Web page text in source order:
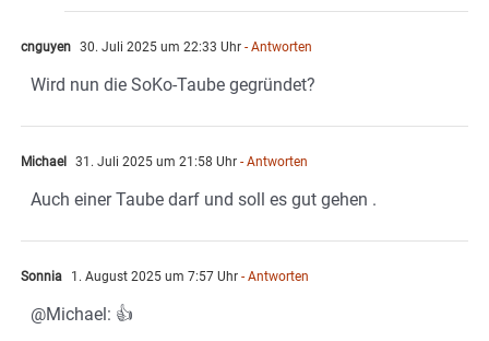
cnguyen 30. Juli 2025 um 22:33 Uhr - Antworten
Wird nun die SoKo-Taube gegründet?
Michael 31. Juli 2025 um 21:58 Uhr - Antworten
Auch einer Taube darf und soll es gut gehen .
Sonnia 1. August 2025 um 7:57 Uhr - Antworten
@Michael: 👍